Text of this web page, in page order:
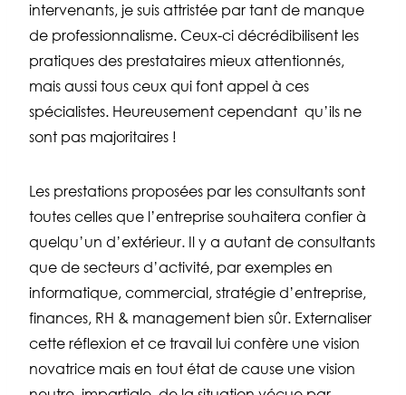
intervenants, je suis attristée par tant de manque
de professionnalisme. Ceux-ci décrédibilisent les
pratiques des prestataires mieux attentionnés,
mais aussi tous ceux qui font appel à ces
spécialistes. Heureusement cependant qu’ils ne
sont pas majoritaires !
Les prestations proposées par les consultants sont
toutes celles que l’entreprise souhaitera confier à
quelqu’un d’extérieur. Il y a autant de consultants
que de secteurs d’activité, par exemples en
informatique, commercial, stratégie d’entreprise,
finances, RH & management bien sûr. Externaliser
cette réflexion et ce travail lui confère une vision
novatrice mais en tout état de cause une vision